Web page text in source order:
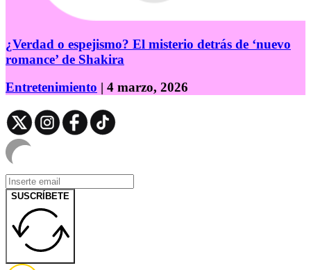
¿Verdad o espejismo? El misterio detrás de ‘nuevo
romance’ de Shakira
Entretenimiento | 4 marzo, 2026
SUSCRÍBETE